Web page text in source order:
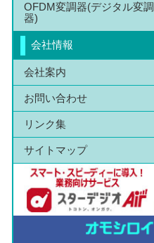
OFDM変調器(デジタル変調
器)
会社情報
会社案内
お問い合わせ
リンク集
サイトマップ